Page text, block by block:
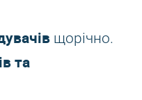
щорічно.
та